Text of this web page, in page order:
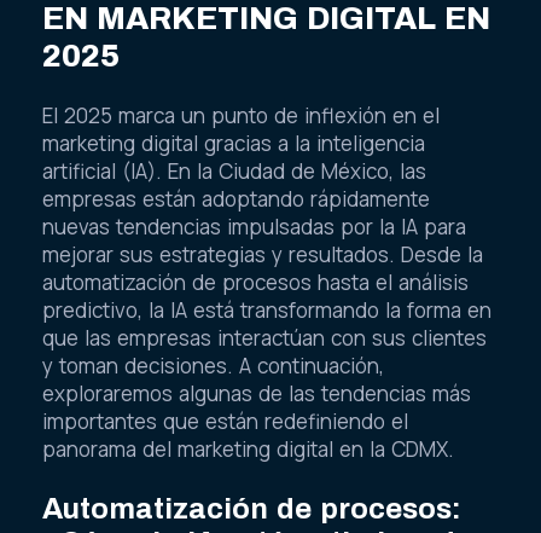
EN MARKETING DIGITAL EN
2025
El 2025 marca un punto de inflexión en el
marketing digital gracias a la inteligencia
artificial (IA). En la Ciudad de México, las
empresas están adoptando rápidamente
nuevas tendencias impulsadas por la IA para
mejorar sus estrategias y resultados. Desde la
automatización de procesos hasta el análisis
predictivo, la IA está transformando la forma en
que las empresas interactúan con sus clientes
y toman decisiones. A continuación,
exploraremos algunas de las tendencias más
importantes que están redefiniendo el
panorama del marketing digital en la CDMX.
Automatización de procesos: